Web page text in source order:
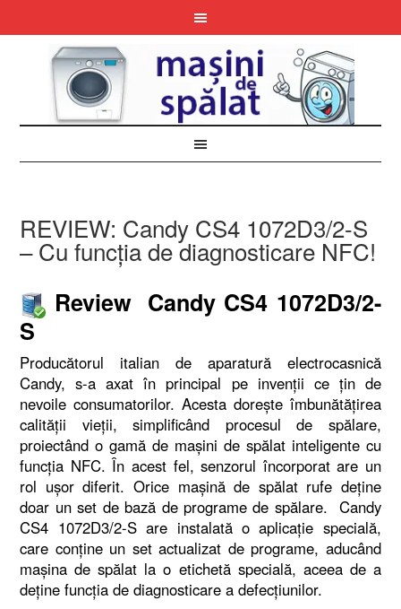
REVIEW: Candy CS4 1072D3/2-S
– Cu funcţia de diagnosticare NFC!
Review Candy CS4 1072D3/2-
S
Producătorul italian de aparatură electrocasnică
Candy, s-a axat în principal pe invenţii ce ţin de
nevoile consumatorilor. Acesta doreşte îmbunătăţirea
calităţii vieţii, simplificând procesul de spălare,
proiectând o gamă de maşini de spălat inteligente cu
funcţia NFC. În acest fel, senzorul încorporat are un
rol uşor diferit. Orice maşină de spălat rufe deţine
doar un set de bază de programe de spălare. Candy
CS4 1072D3/2-S are instalată o aplicaţie specială,
care conţine un set actualizat de programe, aducând
maşina de spălat la o etichetă specială, aceea de a
deţine funcţia de diagnosticare a defecţiunilor.